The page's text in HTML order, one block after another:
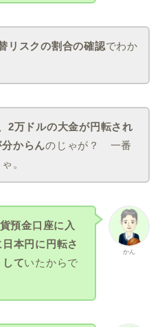
リスクの割合の確認でわか
2万ドルの大金が円転され
からんのじゃが？ 一番
。
かん
預金口座に入
本円に円転さ
ていたからで